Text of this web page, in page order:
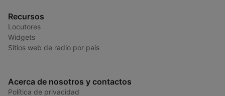
Recursos
Locutores
Widgets
Sitios web de radio por país
Acerca de nosotros y contactos
Política de privacidad